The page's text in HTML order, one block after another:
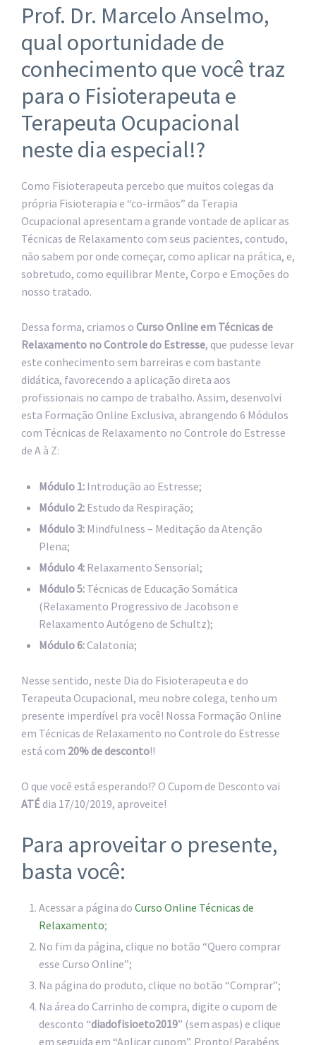
Prof. Dr. Marcelo Anselmo,
qual oportunidade de
conhecimento que você traz
para o Fisioterapeuta e
Terapeuta Ocupacional
neste dia especial!?
Como Fisioterapeuta percebo que muitos colegas da
própria Fisioterapia e “co-irmãos” da Terapia
Ocupacional apresentam a grande vontade de aplicar as
Técnicas de Relaxamento com seus pacientes, contudo,
não sabem por onde começar, como aplicar na prática, e,
sobretudo, como equilibrar Mente, Corpo e Emoções do
nosso tratado.
Dessa forma, criamos o Curso Online em Técnicas de
Relaxamento no Controle do Estresse, que pudesse levar
este conhecimento sem barreiras e com bastante
didática, favorecendo a aplicação direta aos
profissionais no campo de trabalho. Assim, desenvolvi
esta Formação Online Exclusiva, abrangendo 6 Módulos
com Técnicas de Relaxamento no Controle do Estresse
de A à Z:
Módulo 1: Introdução ao Estresse;
Módulo 2: Estudo da Respiração;
Módulo 3: Mindfulness – Meditação da Atenção
Plena;
Módulo 4: Relaxamento Sensorial;
Módulo 5: Técnicas de Educação Somática
(Relaxamento Progressivo de Jacobson e
Relaxamento Autógeno de Schultz);
Módulo 6:Calatonia;
Nesse sentido, neste Dia do Fisioterapeuta e do
Terapeuta Ocupacional, meu nobre colega, tenho um
presente imperdível pra você! Nossa Formação Online
em Técnicas de Relaxamento no Controle do Estresse
está com 20% de desconto!!
O que você está esperando!? O Cupom de Desconto vai
ATÉ dia 17/10/2019, aproveite!
Para aproveitar o presente,
basta você:
Acessar a página do Curso Online Técnicas de
Relaxamento;
No fim da página, clique no botão “Quero comprar
esse Curso Online”;
Na página do produto, clique no botão “Comprar”;
Na área do Carrinho de compra, digite o cupom de
desconto “diadofisioeto2019” (sem aspas) e clique
em seguida em “Aplicar cupom”. Pronto! Parabéns